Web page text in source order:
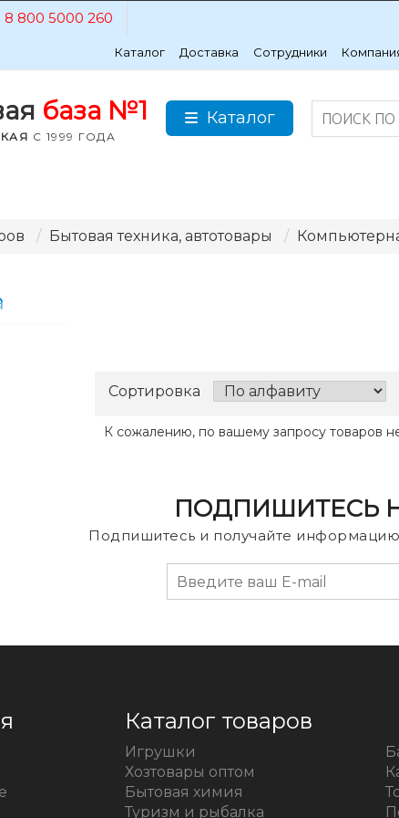
8 800 5000 260
Каталог Доставка Сотрудники
база №1
С 1999 ГОДА
Каталог
Бытовая техника, автотовары
Сортировка
К сожалению, по вашему запросу товаров
ПОДПИШИТЕСЬ
Подпишитесь и получайте
Каталог товаров
Игрушки
Хозтовары оптом
Бытовая химия
Туризм и рыбалка